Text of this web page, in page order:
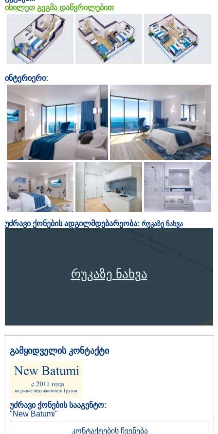
იხილეთ გეგმა დაწვრილებით
ინტერიერი:
უძრავი ქონების ადგილმდებარეობა: რუკაზე ნახვა
რუკაზე ნახვა
გამყიდველის კონტაქტი
უძრავი ქონების სააგენტო:
"New Batumi"
კონტაქტების ჩვენება